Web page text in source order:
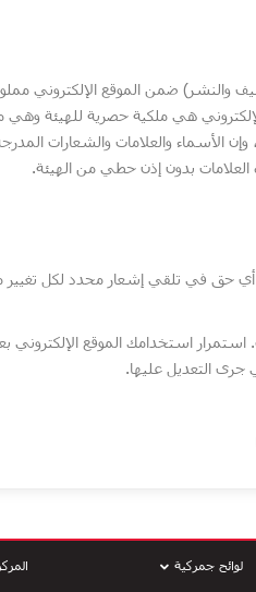
والنشر) ضمن الموقع الإلكتروني
هي ملكية حصرية للهيئة وهي
الأسماء والعلامات والشعارات
بدون إذن حطي من الهيئة.
أي حق في تلقي إشعار محدد لكل
استخدامك الموقع الإلكتروني
جرى التعديل عليها.
لوائح جمركية